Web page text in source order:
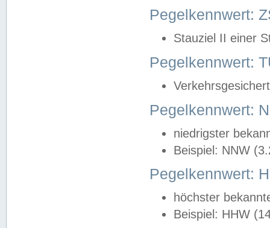
Pegelkennwert:
Stauziel II einer
Pegelkennwert:
Pegelkennwert:
niedrigster
Beispiel: NNW
Pegelkennwert:
höchster
Beispiel: HHW